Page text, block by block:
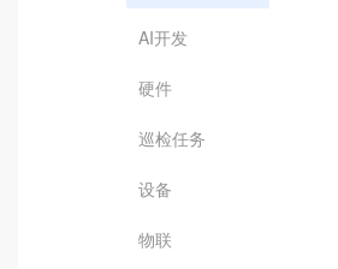
AI开发
硬件
巡检任务
设备
物联